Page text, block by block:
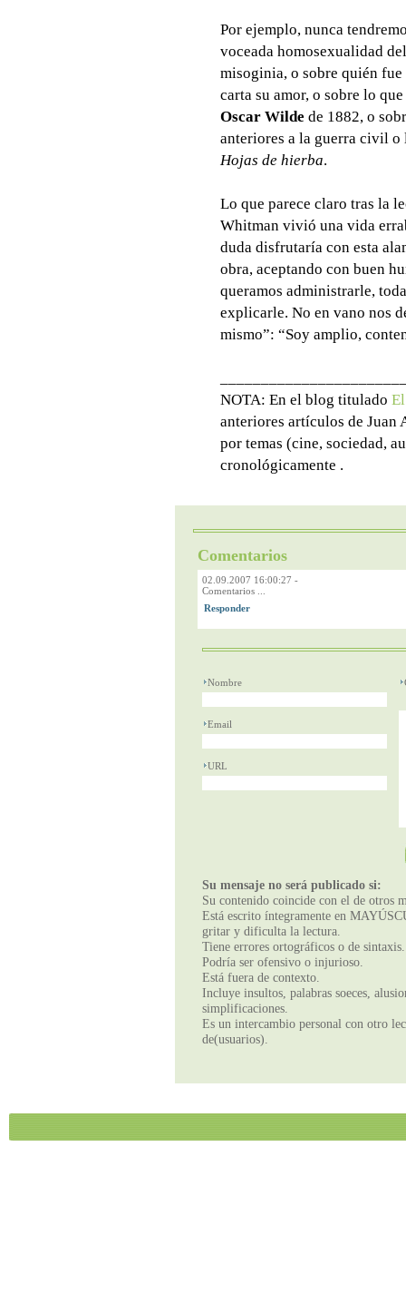
Por ejemplo, nunca
voceada homosexualidad
misoginia, o sobre quién
carta su amor, o sobre lo
Oscar Wilde de 1882, o
anteriores a la guerra civil o
Hojas de hierba.
Lo que parece claro tras la
Whitman vivió una vida
duda disfrutaría con esta
obra, aceptando con buen
queramos administrarle,
explicarle. No en vano nos
mismo”: “Soy amplio,
NOTA: En el blog titulado
anteriores artículos de Juan
por temas (cine, sociedad,
cronológicamente .
Comentarios
02.09.2007 16:00:27 -
Comentarios ...
Nombre
Email
URL
Su mensaje no será publicado si:
Su contenido coincide con el de otros
Está escrito íntegramente en
gritar y dificulta la lectura.
Tiene errores ortográficos o de sintaxis.
Podría ser ofensivo o injurioso.
Está fuera de contexto.
Incluye insultos, palabras soeces,
simplificaciones.
Es un intercambio personal con otro
de(usuarios).